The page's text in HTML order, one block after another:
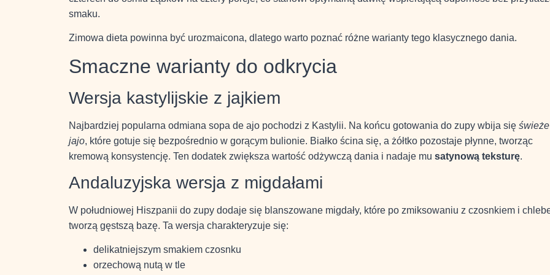
smaku.
Zimowa dieta powinna być urozmaicona, dlatego warto poznać różne warianty tego klasycznego dania.
Smaczne warianty do odkrycia
Wersja kastylijskie z jajkiem
Najbardziej popularna odmiana sopa de ajo pochodzi z Kastylii. Na końcu gotowania do zupy wbija się świeże
jajo, które gotuje się bezpośrednio w gorącym bulionie. Białko ścina się, a żółtko pozostaje płynne, tworząc
kremową konsystencję. Ten dodatek zwiększa wartość odżywczą dania i nadaje mu satynową teksturę.
Andaluzyjska wersja z migdałami
W południowej Hiszpanii do zupy dodaje się blanszowane migdały, które po zmiksowaniu z czosnkiem i
tworzą gęstszą bazę. Ta wersja charakteryzuje się:
delikatniejszym smakiem czosnku
orzechową nutą w tle